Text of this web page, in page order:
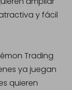
y fácil
Trading
ya juegan
quieren